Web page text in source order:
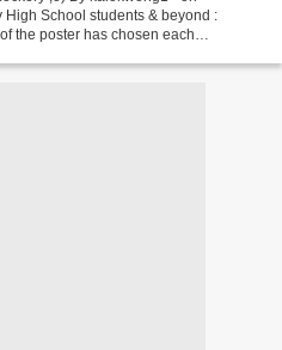
School students & beyond :
the poster has chosen each